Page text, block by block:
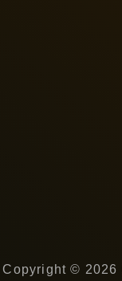
Copyright © 2026